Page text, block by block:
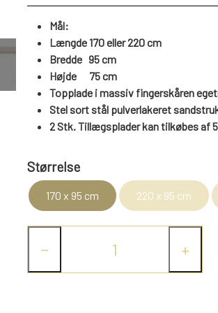
Mål:
Længde 170 eller 220 cm
Bredde 95 cm
Højde
75cm
Topplade i massiv fingerskåren
Stel sort stål pulverlakeret
2 Stk. Tillægsplader kan tilkøbes af
Størrelse
170 x 95 cm 220 x 95 cm
− +